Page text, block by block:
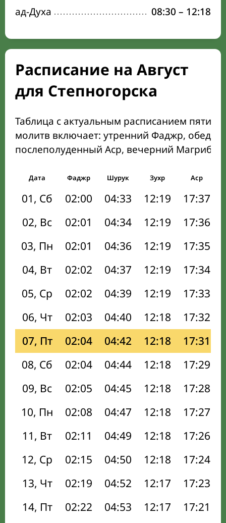
ад-Духа 08:30 – 12:18
Расписание на Август
для Степногорска
Таблица с актуальным расписанием пяти
молитв включает: утренний Фаджр,
послеполуденный Аср, вечерний Магриб
Дата Фаджр Шурук Зухр Аср
01, Сб 02:00 04:33 12:19 17:37
02, Вс
02:01 04:34 12:19 17:36
03, Пн
02:01 04:36 12:19 17:35
04, Вт
02:02 04:37 12:19 17:34
05, Ср
02:02 04:39 12:19 17:33
06, Чт
02:03 04:40 12:18 17:32
07, Пт
02:04 04:42 12:18 17:31
08, Сб
02:04 04:44 12:18 17:29
09, Вс
02:05 04:45 12:18 17:28
10, Пн
02:08 04:47 12:18 17:27
11, Вт
02:11 04:49 12:18 17:26
12, Ср
02:15 04:50 12:18 17:24
13, Чт
02:19 04:52 12:17 17:23
14, Пт
02:22 04:53 12:17 17:21